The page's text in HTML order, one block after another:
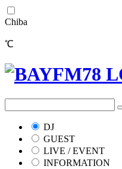
Chiba
℃
DJ
GUEST
LIVE / EVENT
INFORMATION